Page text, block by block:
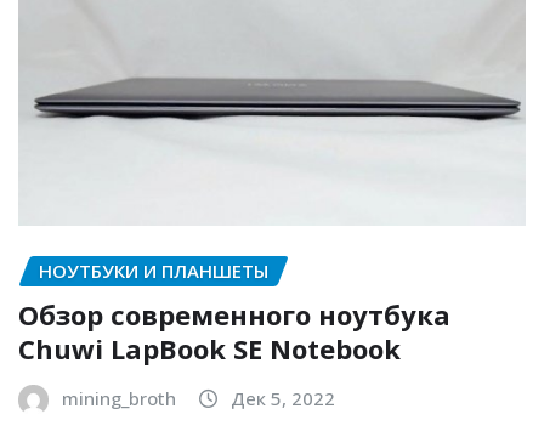
НОУТБУКИ И ПЛАНШЕТЫ
Обзор современного ноутбука
Chuwi LapBook SE Notebook
mining_broth Дек 5, 2022